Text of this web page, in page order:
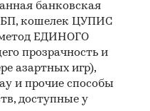
порталы правовой
порталы)
банковская
кошелек ЦУПИС
ЕДИНОГО
прозрачность и
азартных игр),
и прочие способы
доступные у